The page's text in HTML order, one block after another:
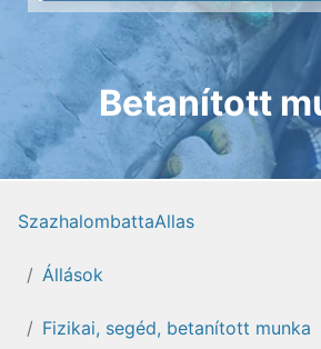
Betanított
SzazhalombattaAllas
Állások
Fizikai, segéd, betanított munka